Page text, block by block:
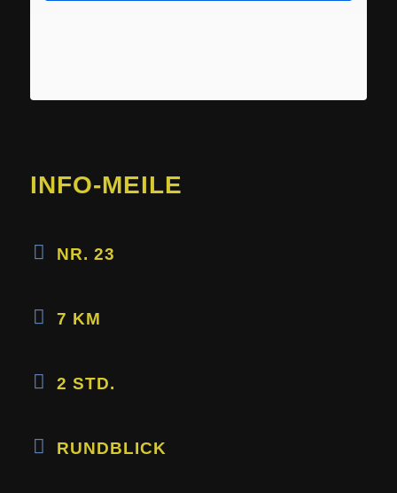
INFO-MEILE
NR. 23
7 KM
2 STD.
RUNDBLICK